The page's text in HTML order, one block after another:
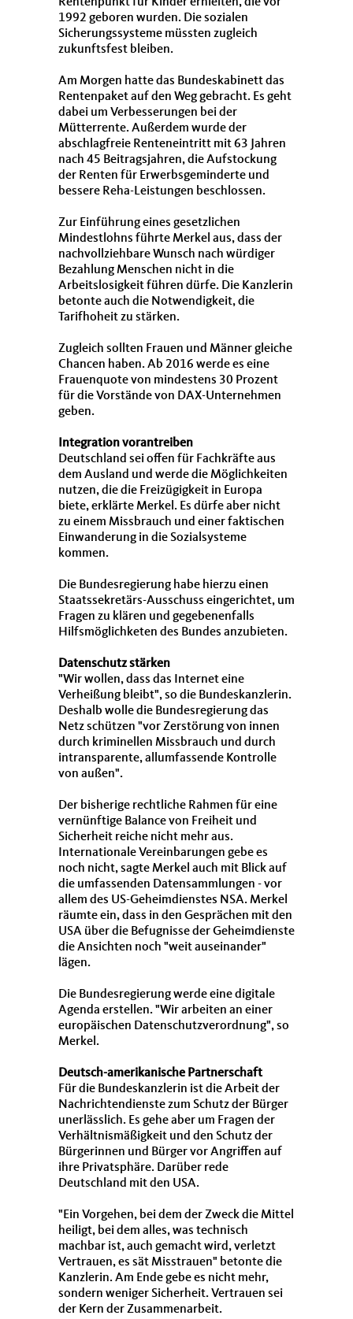
1992 geboren wurden. Die sozialen
Sicherungssysteme müssten zugleich
zukunftsfest bleiben.
Am Morgen hatte das Bundeskabinett das
Rentenpaket auf den Weg gebracht. Es geht
dabei um Verbesserungen bei der
Mütterrente. Außerdem wurde der
abschlagfreie Renteneintritt mit 63 Jahren
nach 45 Beitragsjahren, die Aufstockung
der Renten für Erwerbsgeminderte und
bessere Reha-Leistungen beschlossen.
Zur Einführung eines gesetzlichen
Mindestlohns führte Merkel aus, dass der
nachvollziehbare Wunsch nach würdiger
Bezahlung Menschen nicht in die
Arbeitslosigkeit führen dürfe. Die Kanzlerin
betonte auch die Notwendigkeit, die
Tarifhoheit zu stärken.
Zugleich sollten Frauen und Männer gleiche
Chancen haben. Ab 2016 werde es eine
Frauenquote von mindestens 30 Prozent
für die Vorstände von DAX-Unternehmen
geben.
Integration vorantreiben
Deutschland sei offen für Fachkräfte aus
dem Ausland und werde die Möglichkeiten
nutzen, die die Freizügigkeit in Europa
biete, erklärte Merkel. Es dürfe aber nicht
zu einem Missbrauch und einer faktischen
Einwanderung in die Sozialsysteme
kommen.
Die Bundesregierung habe hierzu einen
Staatssekretärs-Ausschuss eingerichtet, um
Fragen zu klären und gegebenenfalls
Hilfsmöglichketen des Bundes anzubieten.
Datenschutz stärken
"Wir wollen, dass das Internet eine
Verheißung bleibt", so die Bundeskanzlerin.
Deshalb wolle die Bundesregierung das
Netz schützen "vor Zerstörung von innen
durch kriminellen Missbrauch und durch
intransparente, allumfassende Kontrolle
von außen".
Der bisherige rechtliche Rahmen für eine
vernünftige Balance von Freiheit und
Sicherheit reiche nicht mehr aus.
Internationale Vereinbarungen gebe es
noch nicht, sagte Merkel auch mit Blick auf
die umfassenden Datensammlungen - vor
allem des US-Geheimdienstes NSA. Merkel
räumte ein, dass in den Gesprächen mit den
USA über die Befugnisse der Geheimdienste
die Ansichten noch "weit auseinander"
lägen.
Die Bundesregierung werde eine digitale
Agenda erstellen. "Wir arbeiten an einer
europäischen Datenschutzverordnung", so
Merkel.
Deutsch-amerikanische Partnerschaft
Für die Bundeskanzlerin ist die Arbeit der
Nachrichtendienste zum Schutz der Bürger
unerlässlich. Es gehe aber um Fragen der
Verhältnismäßigkeit und den Schutz der
Bürgerinnen und Bürger vor Angriffen auf
ihre Privatsphäre. Darüber rede
Deutschland mit den USA.
"Ein Vorgehen, bei dem der Zweck die Mittel
heiligt, bei dem alles, was technisch
machbar ist, auch gemacht wird, verletzt
Vertrauen, es sät Misstrauen" betonte die
Kanzlerin. Am Ende gebe es nicht mehr,
sondern weniger Sicherheit. Vertrauen sei
der Kern der Zusammenarbeit.